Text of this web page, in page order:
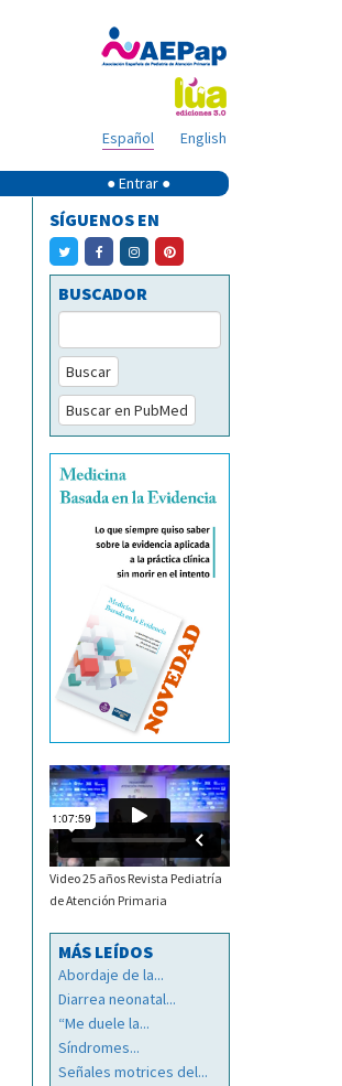
English
Español
● Entrar ●
SÍGUENOS EN
BUSCADOR
Buscar
Buscar en PubMed
Video 25 años Revista Pediatría
de Atención Primaria
MÁS LEÍDOS
Abordaje de la...
Diarrea neonatal...
“Me duele la...
Síndromes...
Señales motrices del...